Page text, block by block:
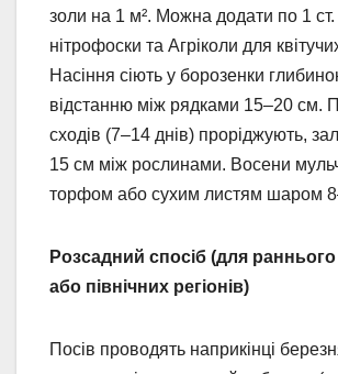
золи на 1 м². Можна додати по 1 ст.
нітрофоски та Агріколи для
Насіння сіють у борозенки
відстанню між рядками 15–20 см.
сходів (7–14 днів) проріджують,
15 см між рослинами. Восени
торфом або сухим листям шаром
Розсадний спосіб (для раннього
або північних регіонів)
Посів проводять наприкінці